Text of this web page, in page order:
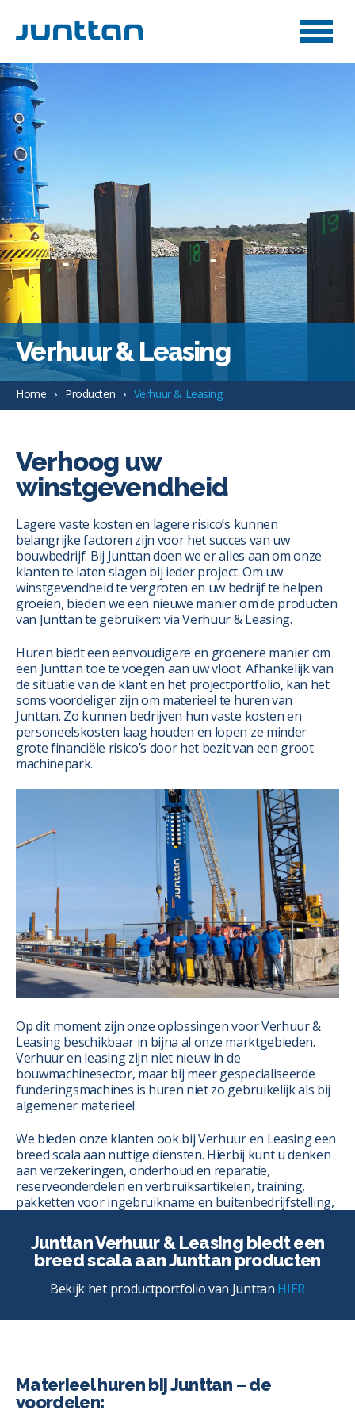
Verhuur & Leasing
Home Producten Verhuur & Leasing
Verhoog uw
winstgevendheid
Lagere vaste kosten en lagere risico’s kunnen
belangrijke factoren zijn voor het succes van uw
bouwbedrijf. Bij Junttan doen we er alles aan om onze
klanten te laten slagen bij ieder project. Om uw
winstgevendheid te vergroten en uw bedrijf te helpen
groeien, bieden we een nieuwe manier om de producten
van Junttan te gebruiken: via Verhuur & Leasing.
Huren biedt een eenvoudigere en groenere manier om
een Junttan toe te voegen aan uw vloot. Afhankelijk van
de situatie van de klant en het projectportfolio, kan het
soms voordeliger zijn om materieel te huren van
Junttan. Zo kunnen bedrijven hun vaste kosten en
personeelskosten laag houden en lopen ze minder
grote financiële risico’s door het bezit van een groot
machinepark.
Op dit moment zijn onze oplossingen voor Verhuur &
Leasing beschikbaar in bijna al onze marktgebieden.
Verhuur en leasing zijn niet nieuw in de
bouwmachinesector, maar bij meer gespecialiseerde
funderingsmachines is huren niet zo gebruikelijk als bij
algemener materieel.
We bieden onze klanten ook bij Verhuur en Leasing een
breed scala aan nuttige diensten. Hierbij kunt u denken
aan verzekeringen, onderhoud en reparatie,
reserveonderdelen en verbruiksartikelen, training,
pakketten voor ingebruikname en buitenbedrijfstelling,
Junttan Verhuur & Leasing biedt een
breed scala aan Junttan producten
Bekijk het productportfolio van Junttan HIER
Materieel huren bij Junttan – de
voordelen: